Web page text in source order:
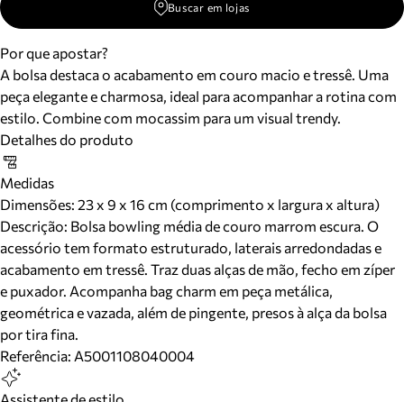
Buscar em lojas
Por que apostar?
A bolsa destaca o acabamento em couro macio e tressê. Uma
peça elegante e charmosa, ideal para acompanhar a rotina com
estilo. Combine com mocassim para um visual trendy.
Detalhes do produto
Medidas
Dimensões: 23 x 9 x 16 cm (comprimento x largura x altura)
Descrição: Bolsa bowling média de couro marrom escura. O
acessório tem formato estruturado, laterais arredondadas e
acabamento em tressê. Traz duas alças de mão, fecho em zíper
e puxador. Acompanha bag charm em peça metálica,
geométrica e vazada, além de pingente, presos à alça da bolsa
por tira fina.
Referência: A5001108040004